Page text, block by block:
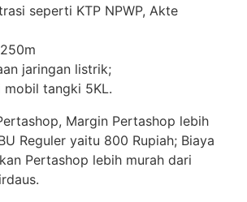
seperti KTP NPWP, Akte
jaringan listrik;
tangki 5KL.
Margin Pertashop lebih
Reguler yaitu 800 Rupiah; Biaya
Pertashop lebih murah dari